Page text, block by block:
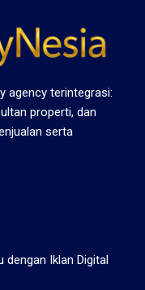
agency terintegrasi:
properti, dan
serta
dengan Iklan Digital